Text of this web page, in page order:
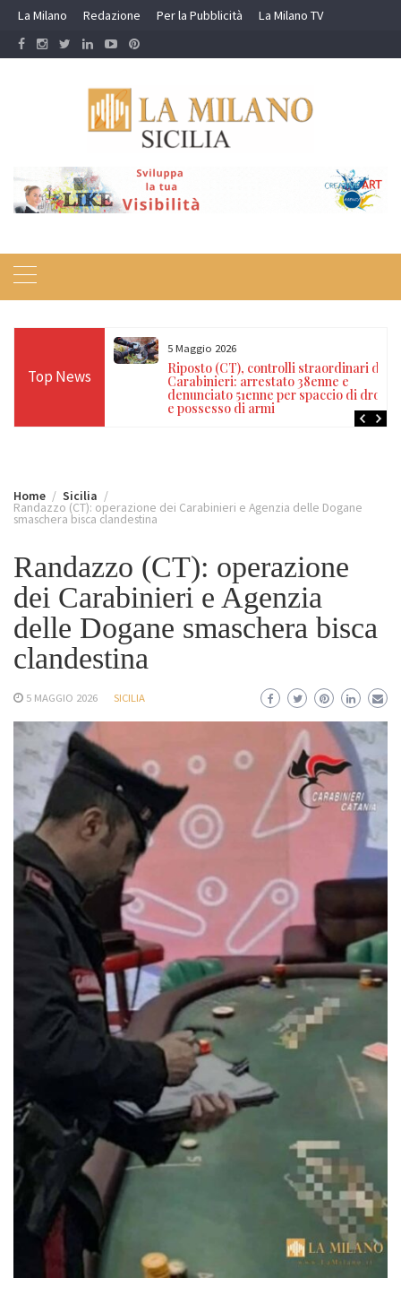
Skip
content
La Milano Redazione Per la Pubblicità La Milano TV
Top News
dei
Dogane
5 Maggio 2026
Riposto (CT), controlli straordinari dei
Carabinieri: arrestato 38enne e
denunciato 51enne per spaccio di droga
e possesso di armi
Home Sicilia
Randazzo (CT): operazione dei Carabinieri e Agenzia delle Dogane
smaschera bisca clandestina
Randazzo (CT): operazione
dei Carabinieri e Agenzia
delle Dogane smaschera bisca
clandestina
5 MAGGIO 2026 SICILIA